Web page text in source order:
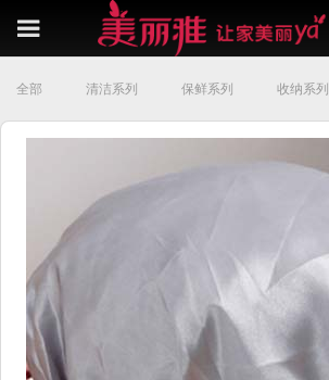
Toggle
navigation
全部 清洁系列 保鲜系列 收纳系列